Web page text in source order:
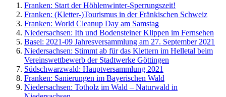
Franken: Start der Höhlenwinter-Sperrungszeit!
Franken: (Kletter-)Tourismus in der Fränkischen Schweiz
Franken: World Cleanup Day am Samstag
Niedersachsen: Ith und Bodensteiner Klippen im Fernsehen
Basel: 2021-09 Jahresversammlung am 27. September 2021
Niedersachsen: Stimmt ab für das Klettern im Helletal beim
Vereinswettbewerb der Stadtwerke Göttingen
Südschwarzwald: Hauptversammlung 2021
Franken: Sanierungen im Bayerischen Wald
Niedersachsen: Totholz im Wald – Naturwald in